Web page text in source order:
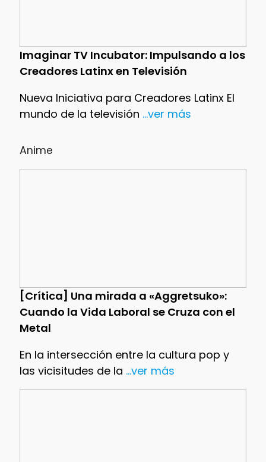
Imaginar TV Incubator: Impulsando a los
Creadores Latinx en Televisión
Nueva Iniciativa para Creadores Latinx El
mundo de la televisión ...ver más
Anime
[Crítica] Una mirada a «Aggretsuko»:
Cuando la Vida Laboral se Cruza con el
Metal
En la intersección entre la cultura pop y
las vicisitudes de la ...ver más